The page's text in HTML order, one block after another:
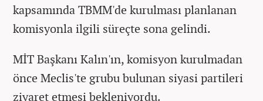
kapsamında TBMM'de kurulması planlanan
komisyonla ilgili süreçte sona gelindi.
MİT Başkanı Kalın'ın, komisyon kurulmadan
önce Meclis'te grubu bulunan siyasi partileri
ziyaret etmesi bekleniyordu.